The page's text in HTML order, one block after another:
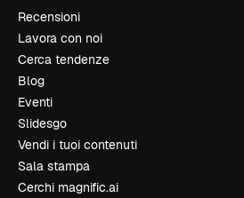
Recensioni
Lavora con noi
Cerca tendenze
Blog
Eventi
Slidesgo
Vendi i tuoi contenuti
Sala stampa
Cerchi magnific.ai